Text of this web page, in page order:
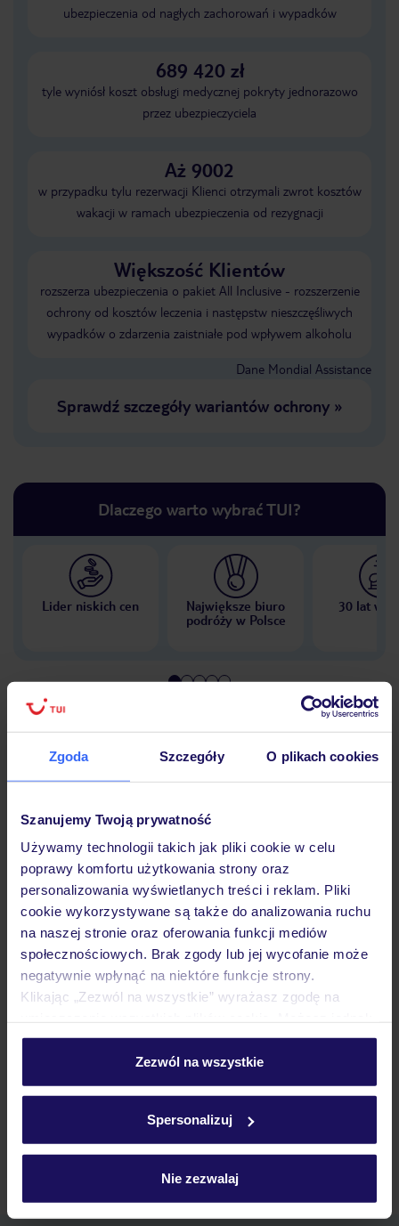
Zgoda Szczegóły O plikach cookies
Szanujemy Twoją prywatność
Używamy technologii takich jak pliki cookie w celu
poprawy komfortu użytkowania strony oraz
personalizowania wyświetlanych treści i reklam. Pliki
cookie wykorzystywane są także do analizowania ruchu
na naszej stronie oraz oferowania funkcji mediów
społecznościowych. Brak zgody lub jej wycofanie może
negatywnie wpłynąć na niektóre funkcje strony.
Klikając „Zezwól na wszystkie” wyrażasz zgodę na
personalizować swój wybór wchodząc w zakładkę
Szczegółowe informacje o plikach cookie znajdziesz
Zezwól na wszystkie
Spersonalizuj
Nie zezwalaj
ubezpieczenia od nagłych zachorowań i wypadków
689 420 zł
tyle wyniósł koszt obsługi medycznej pokryty jednorazowo
przez ubezpieczyciela
Aż 9002
w przypadku tylu rezerwacji Klienci otrzymali zwrot kosztów
wakacji w ramach ubezpieczenia od rezygnacji
Większość Klientów
rozszerza ubezpieczenia o pakiet All Inclusive - rozszerzenie
ochrony od kosztów leczenia i następstw nieszczęśliwych
wypadków o zdarzenia zaistniałe pod wpływem alkoholu
Dane Mondial Assistance
Sprawdź szczegóły wariantów ochrony»
Dlaczego warto wybrać TUI?
Lider niskich cen
Największe biuro
podróży w Polsce
30 lat w
Hotel
Atrakcje
Ważne informacje
Jak zmienić uczestników/osobę zgłaszającą?
Czy w Hotelu będzie przedstawiciel TUI?
Na jakiej podstawie i gdzie otrzymam karty
pokładowe/bilety lotnicze?